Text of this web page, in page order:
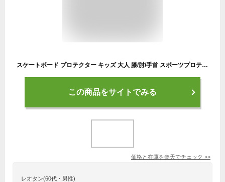
スケートボード プロテクター キッズ 大人 膝/肘/手首 スポーツプロテクター 保護パッド 子供 防具6点セット ひざパッド ひじパッド 手の甲/肘/膝 サポーター 収納袋付き スノボ 初心者 こども
この商品をサイトでみる
価格と在庫を楽天でチェック >>
レオタン(60代・男性)